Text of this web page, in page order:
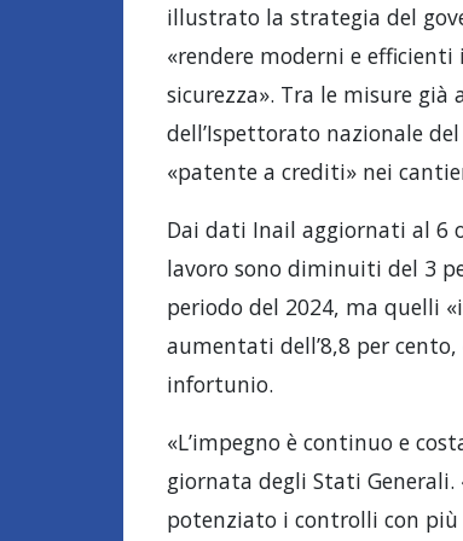
illustrato la strategia del
«rendere moderni e
sicurezza». Tra le misure
dell’Ispettorato nazionale
«patente a crediti» nei
Dai dati Inail aggiornati al 6
lavoro sono diminuiti del 3
periodo del 2024, ma quelli
aumentati dell’8,8 per
infortunio.
«L’impegno è continuo e
giornata degli Stati
potenziato i controlli con